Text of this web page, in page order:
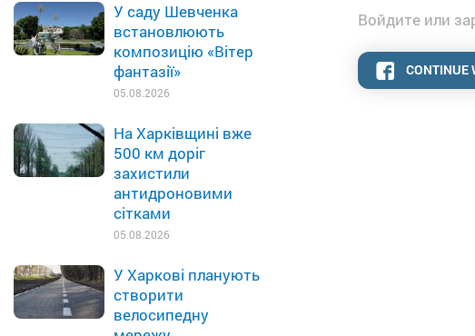
У саду Шевченка
встановлюють
композицію «Вітер
фантазії»
05.08.2026
На Харківщині вже
500 км доріг
захистили
антидроновими
сітками
05.08.2026
У Харкові планують
створити
велосипедну
Войдите или
CONTINUE